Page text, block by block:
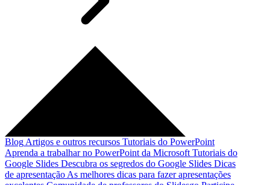
Blog Artigos e outros recursos Tutoriais do PowerPoint
Aprenda a trabalhar no PowerPoint da Microsoft Tutoriais do
Google Slides Descubra os segredos do Google Slides Dicas
de apresentação As melhores dicas para fazer apresentações